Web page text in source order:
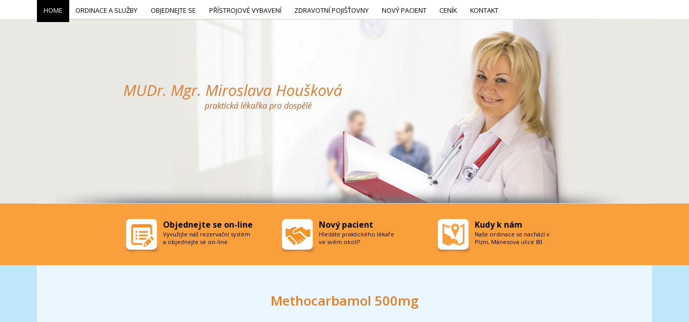
Methocarbamol 500mg
HOME ORDINACE A SLUŽBY OBJEDNEJTE SE PŘÍSTROJOVÉ VYBAVENÍ ZDRAVOTNÍ POJIŠŤOVNY NOVÝ PACIENT CENÍK KONTAKT
Objednejte se on-line
Vyvužijte náš rezervační systém
a objednejte se on-line
Nový pacient
Hledáte praktického lékaře
ve svém okolí?
Kudy k nám
Naše ordinace se nachází v
Plzni, Mánesova ulice 80